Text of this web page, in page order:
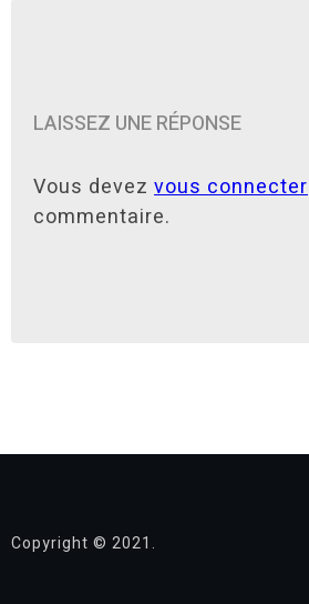
LAISSEZ UNE RÉPONSE
Vous devez vous connecter
commentaire.
Copyright © 2021.